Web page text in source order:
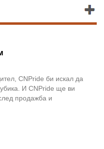
CNPride би искал да
И CNPride ще ви
продажба и